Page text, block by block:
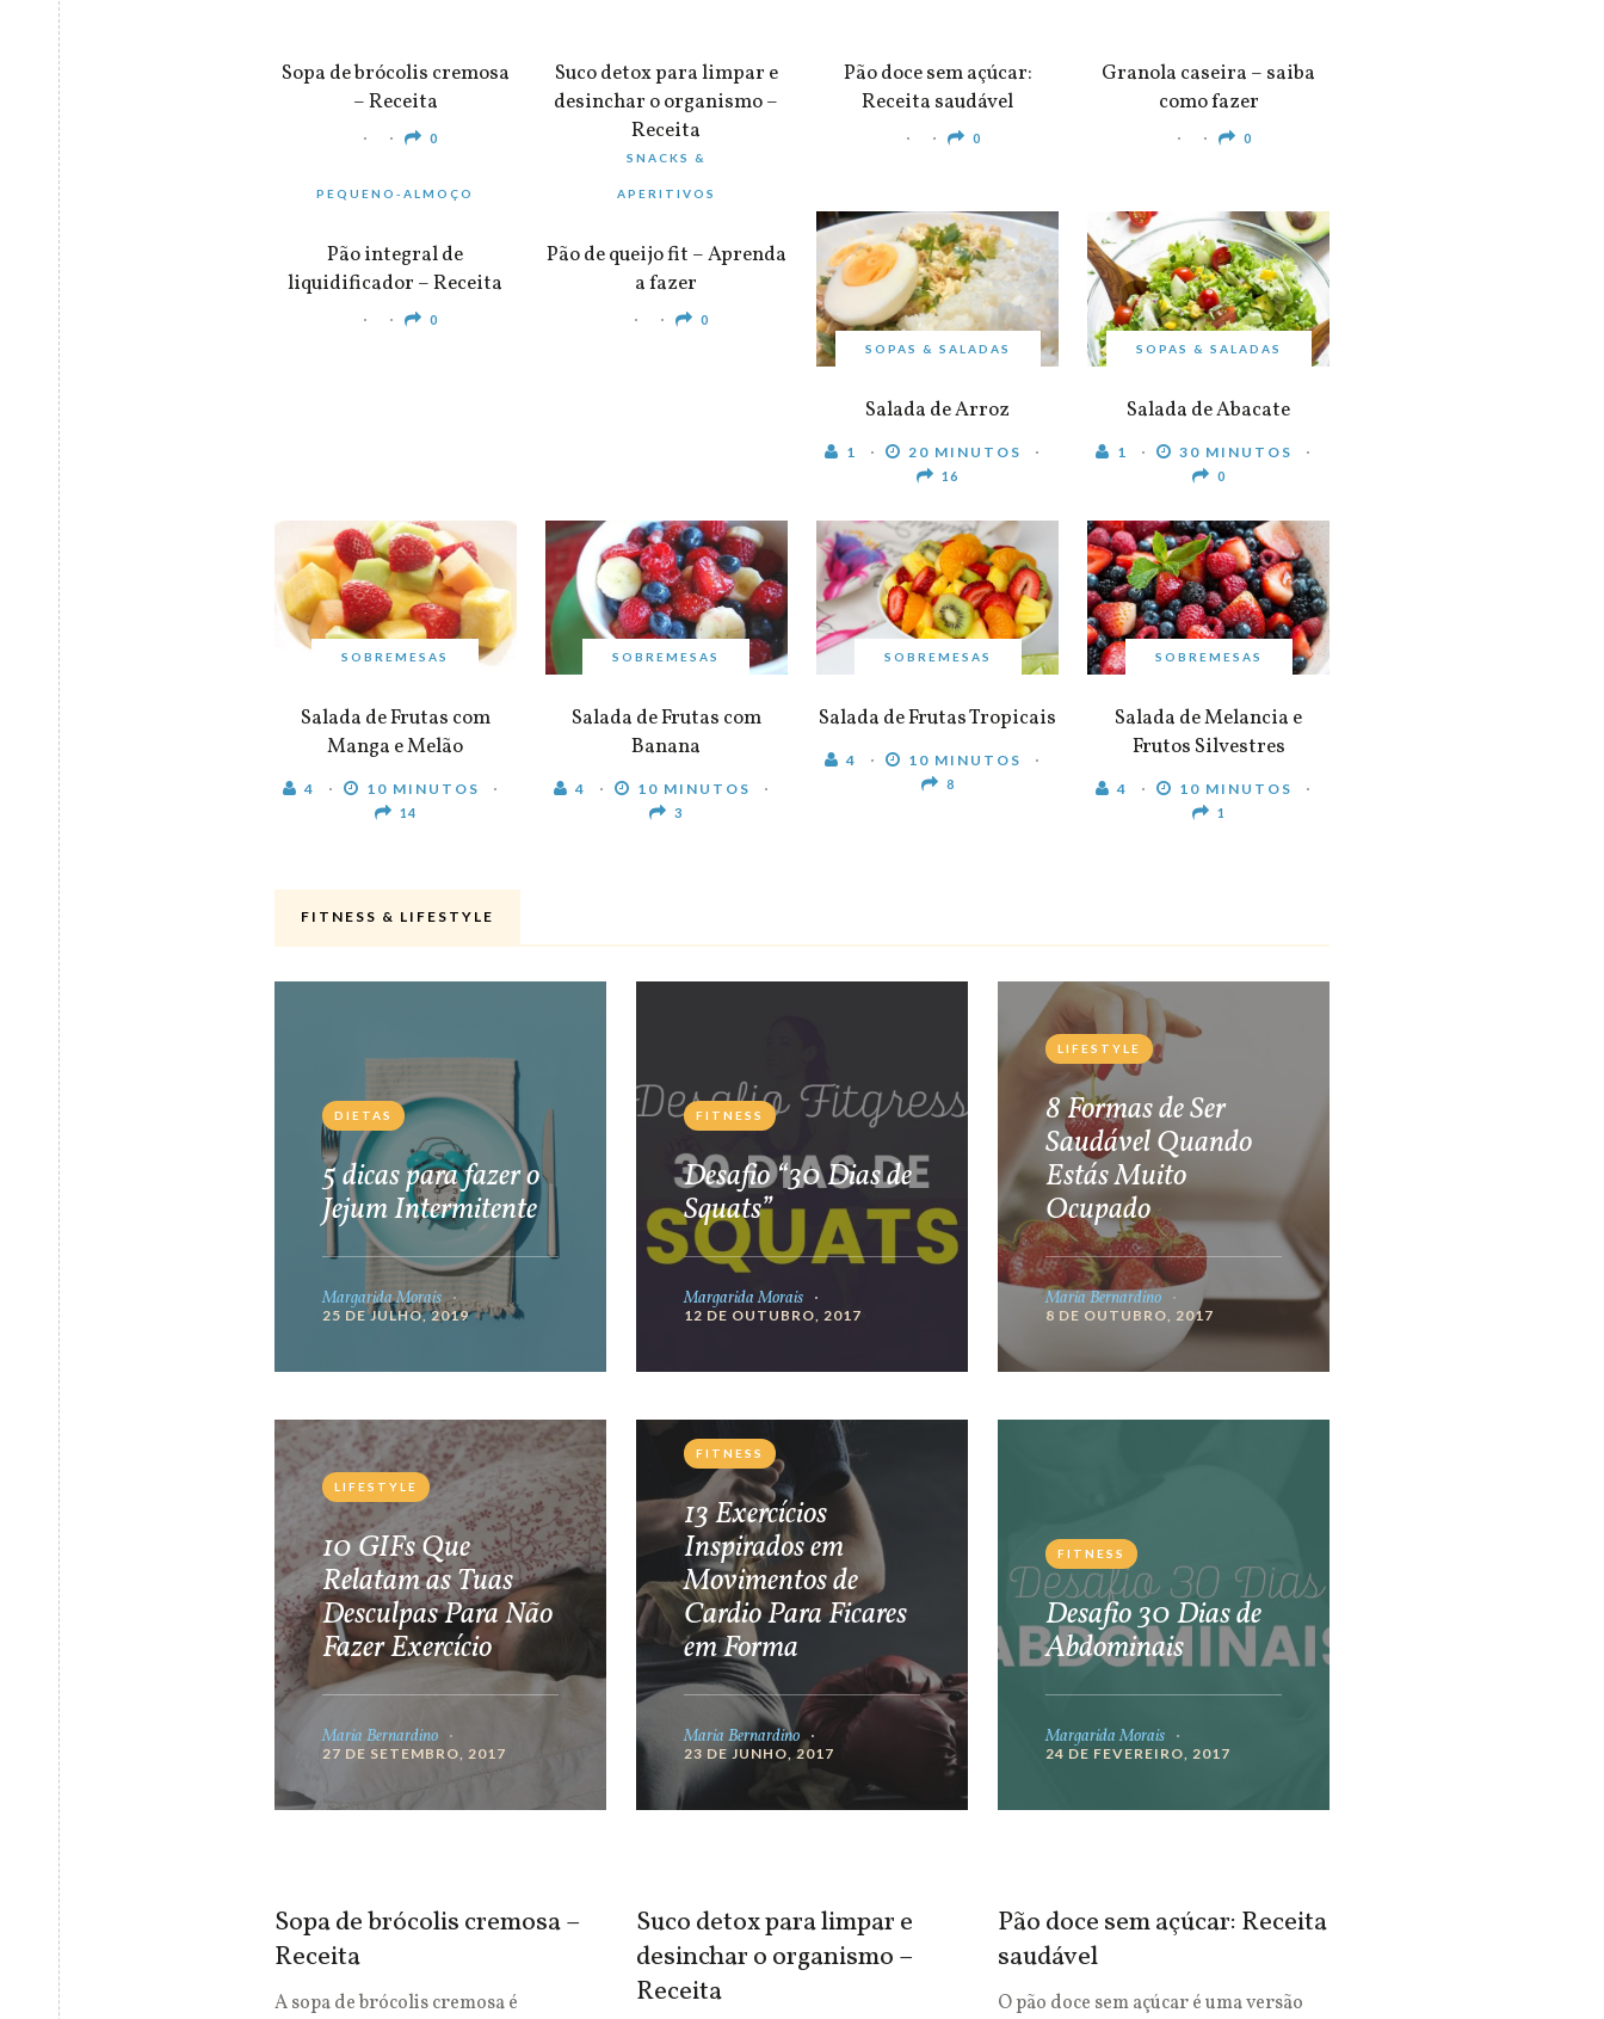
Sopa de brócolis cremosa
– Receita
0
Suco detox para limpar e
desinchar o organismo –
Receita
0
Pão doce sem açúcar:
Receita saudável
0
Granola caseira – saiba
como fazer
0
PEQUENO-ALMOÇO
Pão integral de
liquidificador – Receita
0
SNACKS &
APERITIVOS
Pão de queijo fit – Aprenda
a fazer
0
SOPAS & SALADAS
Salada de Arroz
1 20 MINUTOS
16
SOPAS & SALADAS
Salada de Abacate
1 30 MINUTOS
0
SOBREMESAS
Salada de Frutas com
Manga e Melão
4 10 MINUTOS
14
SOBREMESAS
Salada de Frutas com
Banana
4 10 MINUTOS
3
SOBREMESAS
Salada de Frutas Tropicais
4 10 MINUTOS
8
SOBREMESAS
Salada de Melancia e
Frutos Silvestres
4 10 MINUTOS
1
FITNESS & LIFESTYLE
DIETAS
5 dicas para fazer o
Jejum Intermitente
Margarida Morais
25 DE JULHO, 2019
FITNESS
Desafio “30 Dias de
Squats”
Margarida Morais
12 DE OUTUBRO, 2017
LIFESTYLE
8 Formas de Ser
Saudável Quando
Estás Muito
Ocupado
Maria Bernardino
8 DE OUTUBRO, 2017
LIFESTYLE
10 GIFs Que
Relatam as Tuas
Desculpas Para Não
Fazer Exercício
Maria Bernardino
27 DE SETEMBRO, 2017
FITNESS
13 Exercícios
Inspirados em
Movimentos de
Cardio Para Ficares
em Forma
Maria Bernardino
23 DE JUNHO, 2017
FITNESS
Desafio 30 Dias de
Abdominais
Margarida Morais
24 DE FEVEREIRO, 2017
Sopa de brócolis cremosa –
Receita
A sopa de brócolis cremosa é
Suco detox para limpar e
desinchar o organismo –
Receita
Pão doce sem açúcar: Receita
saudável
O pão doce sem açúcar é uma versão